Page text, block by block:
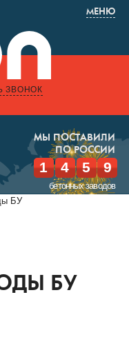
МЕНЮ
ЗВОНОК
МЫ ПОСТАВИЛИ
ПО РОССИИ
1 4 5 9
бетонных заводов
БУ
БУ